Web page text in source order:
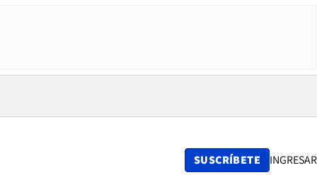
SUSCRÍBETE INGRESAR